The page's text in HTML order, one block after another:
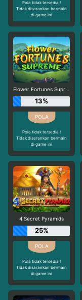
Pola tidak tersedia !
Tidak disarankan bermain
di game ini
Flower Fortunes Supreme
13%
Pola tidak tersedia !
Tidak disarankan bermain
di game ini
4 Secret Pyramids
25%
Pola tidak tersedia !
Tidak disarankan bermain
di game ini